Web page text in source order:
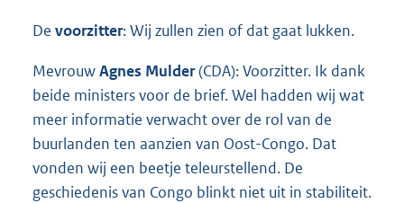
De voorzitter: Wij zullen zien of dat gaat lukken.
MevrouwAgnes Mulder(CDA): Voorzitter. Ik dank
beide ministers voor de brief. Wel hadden wij wat
meer informatie verwacht over de rol van de
buurlanden ten aanzien van Oost-Congo. Dat
vonden wij een beetje teleurstellend. De
geschiedenis van Congo blinkt niet uit in stabiliteit.